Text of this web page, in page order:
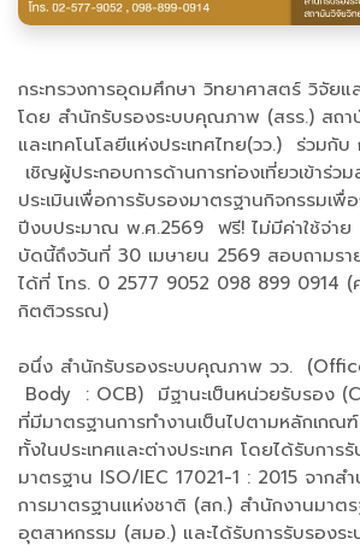
กระทรวงการอุดมศึกษา วิทยาศาสตร์ วิจัยแ
โดย สำนักรับรองระบบคุณภาพ (สรร.) สถ
และเทคโนโลยีแห่งประเทศไทย(วว.) ร่วมกั
เชิญผู้ประกอบการด้านการท่องเที่ยวเข้าร่ว
ประเมินเพื่อการรับรองมาตรฐานกิจกรรมเพื่
ปีงบประมาณ พ.ศ.2569 ฟรี! ไม่มีค่าใช้จ่า
บัดนี้ถึงวันที่ 30 เมษายน 2569 สอบถามรา
ได้ที่ โทร. 0 2577 9052 098 899 0914
กิตติวรรณ)
อนึ่ง สำนักรับรองระบบคุณภาพ วว.
Body : OCB) มีฐานะเป็นหน่วยรับรอง
ที่มีมาตรฐานการทำงานเป็นไปตามหลักเกณ
ทั้งในประเทศและต่างประเทศ โดยได้รับการ
มาตรฐาน ISO/IEC 17021-1 : 2015 จากส
การมาตรฐานแห่งชาติ (สก.) สำนักงานมา
อุตสาหกรรม (สมอ.) และได้รับการรับรองร